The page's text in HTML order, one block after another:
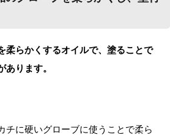
柔らかくするオイルで、塗ることで
ります。
チに硬いグローブに使うことで柔ら